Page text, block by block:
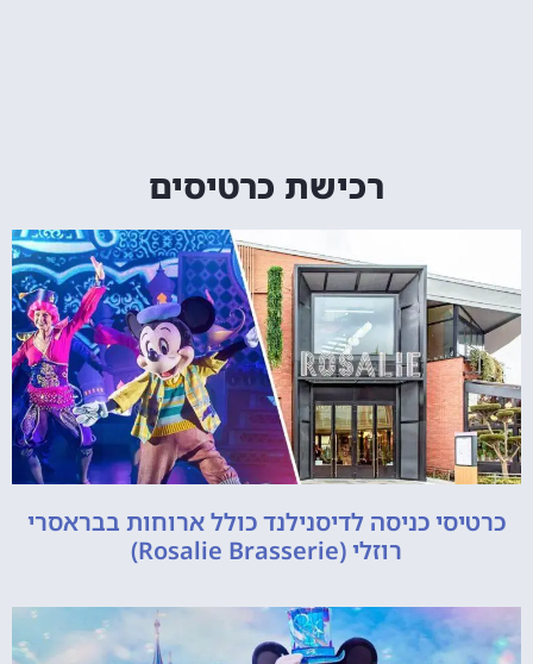
רכישת כרטיסים
כרטיסי כניסה לדיסנילנד כולל ארוחות בבראסרי
רוזלי (Rosalie Brasserie)